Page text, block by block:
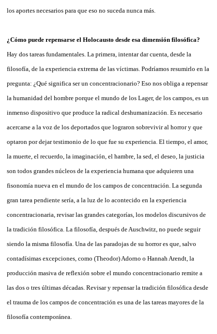
los aportes necesarios para que eso no suceda nunca más.
¿Cómo puede repensarse el Holocausto desde esa dimensión filosófica?
Hay dos tareas fundamentales. La primera, intentar dar cuenta, desde la
filosofía, de la experiencia extrema de las víctimas. Podríamos resumirlo en la
pregunta: ¿Qué significa ser un concentracionario? Eso nos obliga a repensar
la humanidad del hombre porque el mundo de los Lager, de los campos, es un
inmenso dispositivo que produce la radical deshumanización. Es necesario
acercarse a la voz de los deportados que lograron sobrevivir al horror y que
optaron por dejar testimonio de lo que fue su experiencia. El tiempo, el amor,
la muerte, el recuerdo, la imaginación, el hambre, la sed, el deseo, la justicia
son todos grandes núcleos de la experiencia humana que adquieren una
fisonomía nueva en el mundo de los campos de concentración. La segunda
gran tarea pendiente sería, a la luz de lo acontecido en la experiencia
concentracionaria, revisar las grandes categorías, los modelos discursivos de
la tradición filosófica. La filosofía, después de Auschwitz, no puede seguir
siendo la misma filosofía. Una de las paradojas de su horror es que, salvo
contadísimas excepciones, como (Theodor) Adorno o Hannah Arendt, la
producción masiva de reflexión sobre el mundo concentracionario remite a
las dos o tres últimas décadas. Revisar y repensar la tradición filosófica desde
el trauma de los campos de concentración es una de las tareas mayores de la
filosofía contemporánea.